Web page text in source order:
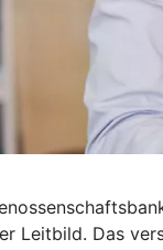
Leitbild. Das